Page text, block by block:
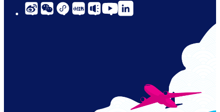
social-